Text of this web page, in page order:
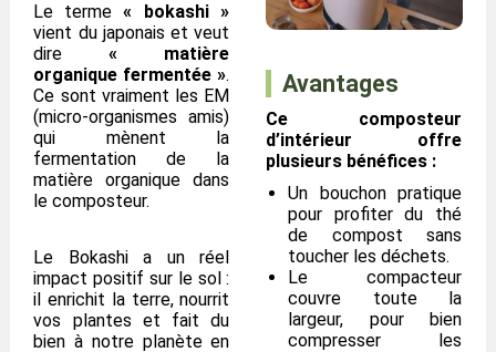
Le terme« bokashi »
vient du japonais et veut
dire« matière
organique fermentée ».
Ce sont vraiment les EM
(micro-organismes amis)
qui mènent la
fermentation de la
matière organique dans
le composteur.
Le Bokashi a un réel
impact positif sur le sol :
il enrichit la terre, nourrit
vos plantes et fait du
bien à notre planète en
Avantages
Ce composteur
d’intérieur offre
plusieurs bénéfices :
Un bouchon pratique
pour profiter du thé
de compost sans
toucher les déchets.
Le compacteur
couvre toute la
largeur, pour bien
compresser les